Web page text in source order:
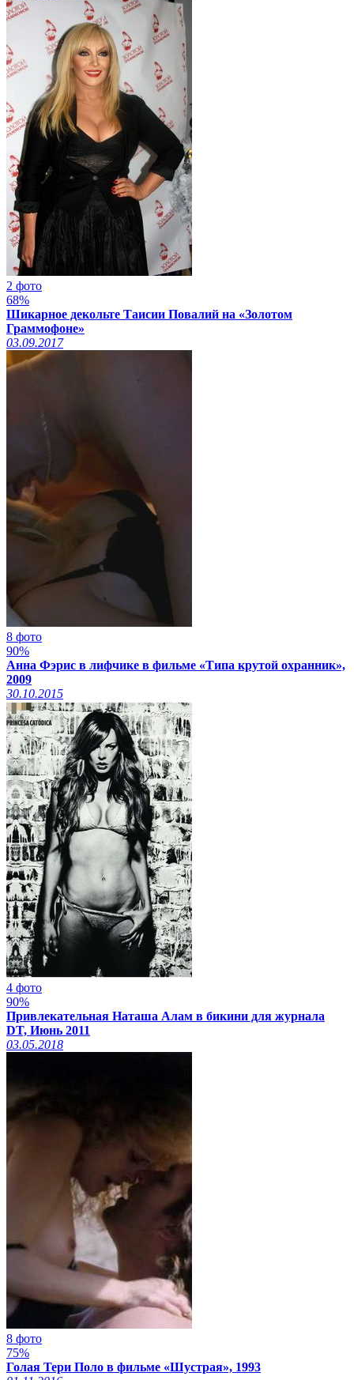
2 фото
68%
Шикарное декольте Таисии Повалий на «Золотом
Граммофоне»
03.09.2017
8 фото
90%
Анна Фэрис в лифчике в фильме «Типа крутой охранник»,
2009
30.10.2015
4 фото
90%
Привлекательная Наташа Алам в бикини для журнала
DT, Июнь 2011
03.05.2018
8 фото
75%
Голая Тери Поло в фильме «Шустрая», 1993